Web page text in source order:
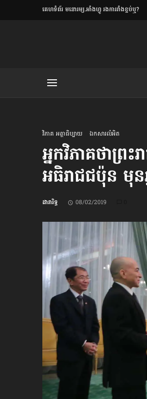
​គេហទំព័រ មនោរម្យ.អាំងហ្វូ រងការរាំងខ្ទប់ឬ?
វិភាគ អត្ថាធិប្បាយ ឯកសារលំអិត
អ្នកវិភាគថាព្រ
អធិរាជជប៉ុន មុ
ដារារិទ្ធ 08/02/2019
ត៖ «កាមតណ្ហា​ លិខិតប្រិយមិត្ត៖
ខឹម វាសនា ថា«ស្រី
ប្រពៃណី​«ដេញប្រុស»
អឹមបាពេ ប្រកាសជាផ្លូវការ
ចាកចេញពីក្រុម ប៉ារីស
ថើបមាត់ ៖ ក្រុមកីឡាការិនី​
ផ្អាកលេង​​បើប្រធានសហព័ន្ធ​